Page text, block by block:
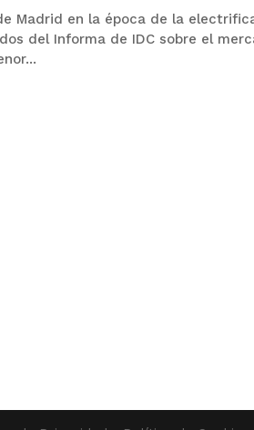
Madrid en la época de la
del Informa de IDC sobre el